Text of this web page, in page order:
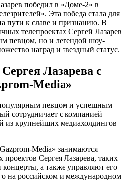
победил в «Доме-2» в
Эта победа стала для
пути к славе и признанию. В
телепроектах Сергей Лазарев
певцом, но и легендой шоу-
наград и звездный статус.
Лазарева с
Media»
популярным певцом и успешным
сотрудничает с компанией
из крупнейших медиахолдингов
Media» занимаются
Сергея Лазарева, таких
а также управляют его
на российском и международном